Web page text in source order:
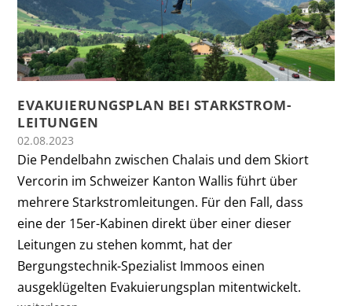
EVAKUIERUNGSPLAN BEI STARKSTROM-
LEITUNGEN
02.08.2023
Die Pendelbahn zwischen Chalais und dem Skiort
Vercorin im Schweizer Kanton Wallis führt über
mehrere Starkstromleitungen. Für den Fall, dass
eine der 15er-Kabinen direkt über einer dieser
Leitungen zu stehen kommt, hat der
Bergungstechnik-Spezialist Immoos einen
ausgeklügelten Evakuierungsplan mitentwickelt.